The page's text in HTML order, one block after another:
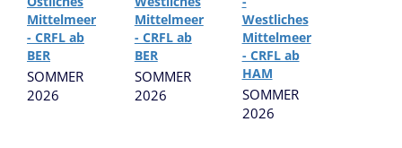
Mittelmeer
- CRFL ab
BER
SOMMER
2026
Mittelmeer
- CRFL ab
BER
SOMMER
2026
Westliches
Mittelmeer
- CRFL ab
HAM
SOMMER
2026